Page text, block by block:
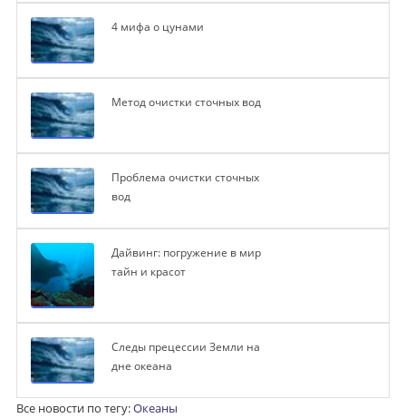
4 мифа о цунами
Метод очистки сточных вод
Проблема очистки сточных
вод
Дайвинг: погружение в мир
тайн и красот
Следы прецессии Земли на
дне океана
Все новости по тегу:Океаны